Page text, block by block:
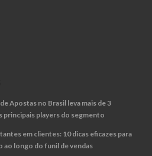
Apostas no Brasil leva mais de 3
principais players do segmento
em clientes: 10 dicas eficazes para
ao longo do funil de vendas